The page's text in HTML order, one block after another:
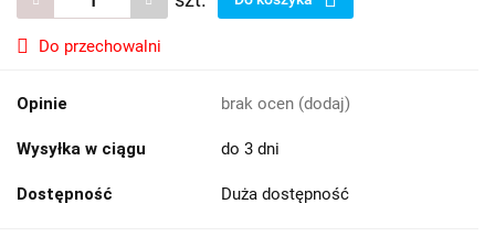
Do przechowalni
Opinie brak ocen (dodaj)
Wysyłka w ciągu do 3 dni
Dostępność Duża dostępność